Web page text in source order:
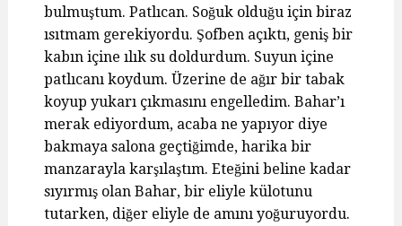
bulmuştum. Patlıcan. Soğuk olduğu için biraz
ısıtmam gerekiyordu. Şofben açıktı, geniş bir
kabın içine ılık su doldurdum. Suyun içine
patlıcanı koydum. Üzerine de ağır bir tabak
koyup yukarı çıkmasını engelledim. Bahar’ı
merak ediyordum, acaba ne yapıyor diye
bakmaya salona geçtiğimde, harika bir
manzarayla karşılaştım. Eteğini beline kadar
sıyırmış olan Bahar, bir eliyle külotunu
tutarken, diğer eliyle de amını yoğuruyordu.